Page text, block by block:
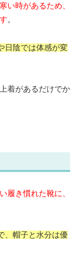
い時があるため、
。
日陰では体感が変
着があるだけでか
履き慣れた靴に、
、帽子と水分は優